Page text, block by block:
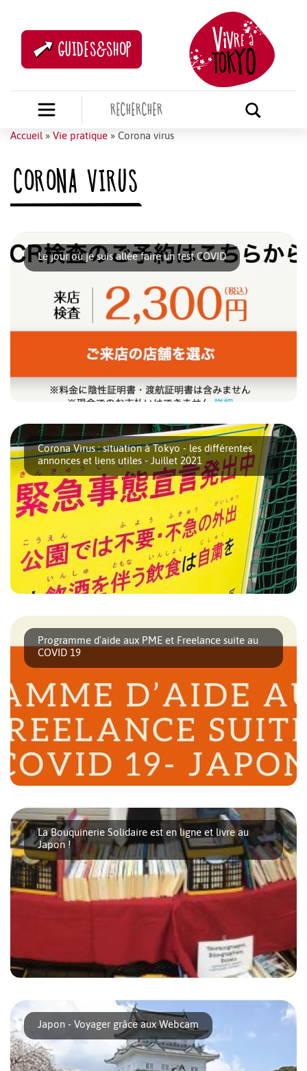
GUIDES&SHOP
Accueil » Vie pratique » Corona virus
CORONA VIRUS
Le jour où je suis allée faire un test COVID
proprement dit les symptômes du COVID [...]
Corona Virus : situation à Tokyo - les différentes
annonces et liens utiles - Juillet 2021
Programme d'aide aux PME et Freelance suite au
COVID 19
particuliers par le gouvernement [...]
La Bouquinerie Solidaire est en ligne et livre au
Japon !
solidaire qui se réunissait souvent [...]
Japon - Voyager grâce aux Webcam